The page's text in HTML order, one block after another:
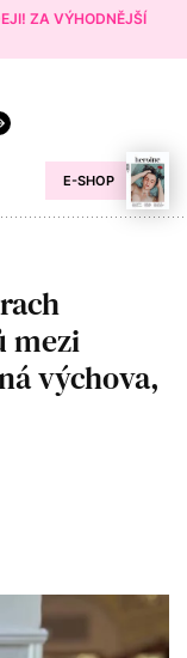
ZA VÝHODNĚJŠÍ
E-SHOP
mezi
výchova,